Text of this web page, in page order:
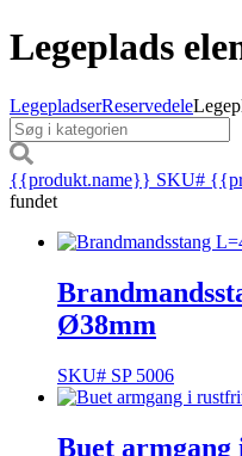
Legeplads
LegepladserReservedele
{{produkt.name}} SKU#
fundet
Ø38mm
SKU# SP 5006
Buet